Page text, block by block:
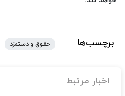
برچسب‌ها حقوق و دستمزد
اخبار مرتبط